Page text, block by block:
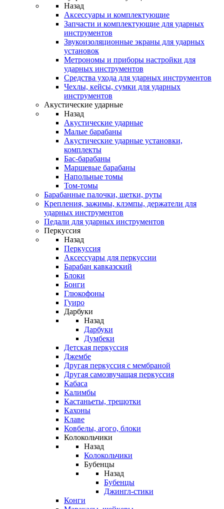
Назад
Аксессуары и комплектующие
Запчасти и комплектующие для ударных
инструментов
Звукоизоляционные экраны для ударных
установок
Метрономы и приборы настройки для
ударных инструментов
Средства ухода для ударных инструментов
Чехлы, кейсы, сумки для ударных
инструментов
Акустические ударные
Назад
Акустические ударные
Mалые барабаны
Акустические ударные установки,
комплекты
Бас-барабаны
Маршевые барабаны
Напольные томы
Том-томы
Барабанные палочки, щетки, руты
Крепления, зажимы, клэмпы, держатели для
ударных инструментов
Педали для ударных инструментов
Перкуссия
Назад
Перкуссия
Аксессуары для перкуссии
Барабан кавказский
Блоки
Бонги
Глюкофоны
Гуиро
Дарбуки
Назад
Дарбуки
Думбеки
Детская перкуссия
Джембе
Другая перкуссия с мембраной
Другая самозвучащая перкуссия
Кабаса
Калимбы
Кастаньеты, трещотки
Кахоны
Клаве
Ковбелы, агого, блоки
Колокольчики
Назад
Колокольчики
Бубенцы
Назад
Бубенцы
Джингл-стики
Конги